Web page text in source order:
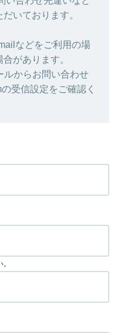
いております。
などをご利用の場
があります。
からお問い合わせ
受信設定をご確認く